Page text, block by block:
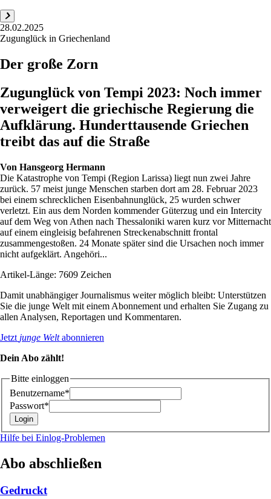
28.02.2025
Zugunglück in Griechenland
Der große Zorn
Zugunglück von Tempi 2023: Noch immer
verweigert die griechische Regierung die
Aufklärung. Hunderttausende Griechen
treibt das auf die Straße
Von Hansgeorg Hermann
Die Katastrophe von Tempi (Region Larissa) liegt nun zwei Jahre
zurück. 57 meist junge Menschen starben dort am 28. Februar 2023
bei einem schrecklichen Eisenbahnunglück, 25 wurden schwer
verletzt. Ein aus dem Norden kommender Güterzug und ein Intercity
auf dem Weg von Athen nach Thessaloniki waren kurz vor Mitternacht
auf einem eingleisig befahrenen Streckenabschnitt frontal
zusammengestoßen. 24 Monate später sind die Ursachen noch immer
nicht aufgeklärt. Angehöri...
Artikel-Länge: 7609 Zeichen
Damit unabhängiger Journalismus weiter möglich bleibt: Unterstützen
Sie die junge Welt mit einem Abonnement und erhalten Sie Zugang zu
allen Analysen, Reportagen und Kommentaren.
Jetzt junge Weltabonnieren
Dein Abo zählt!
Bitte einloggen
Benutzername*
Passwort*
Hilfe bei Einlog-Problemen
Abo abschließen
Gedruckt